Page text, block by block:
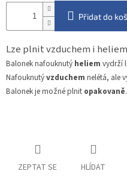
Přidat do
Lze plnit vzduchem i
Balonek nafouknutý heliem vydrží
Nafouknutývzduchem nelétá, ale
Balonek je možné plnit opakovaně.
ZEPTAT SE HLÍDAT